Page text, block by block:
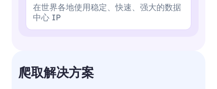
在世界各地使用稳定、快速、强大的数据
中心 IP
爬取解决方案